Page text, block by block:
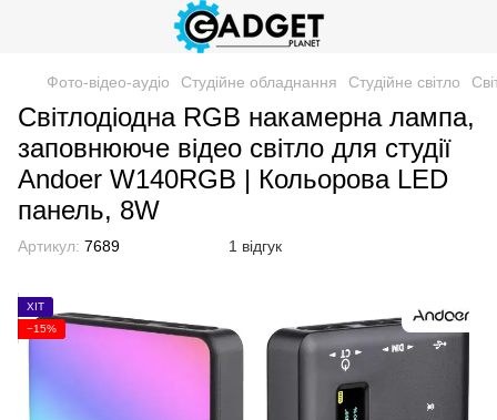
Фото-відео-аудіо Студійне обладнання Студійне світло
Світлодіодна RGB накамерна лампа,
заповнююче відео світло для студії
Andoer W140RGB | Кольорова LED
панель, 8W
Артикул: 7689 1 відгук
ХІТ
−15%